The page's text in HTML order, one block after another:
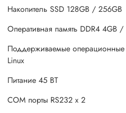
Накопитель SSD 128GB / 256GB
Оперативная память DDR4 4GB /
Поддерживаемые
Linux
Питание 45 ВТ
COM порты RS232 x 2